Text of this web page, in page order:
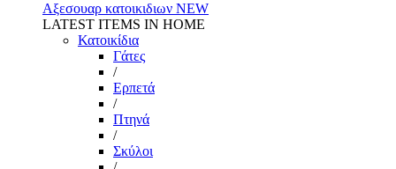
Αξεσουαρ κατοικιδιων NEW
LATEST ITEMS IN HOME
Κατοικίδια
Γάτες
/
Ερπετά
/
Πτηνά
/
Σκύλοι